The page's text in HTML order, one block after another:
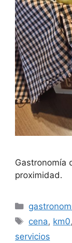
Gastronomía
proximidad.
cena, km0,
servicios